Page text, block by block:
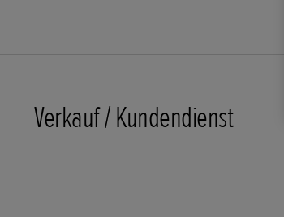
Verkauf / Kundendienst